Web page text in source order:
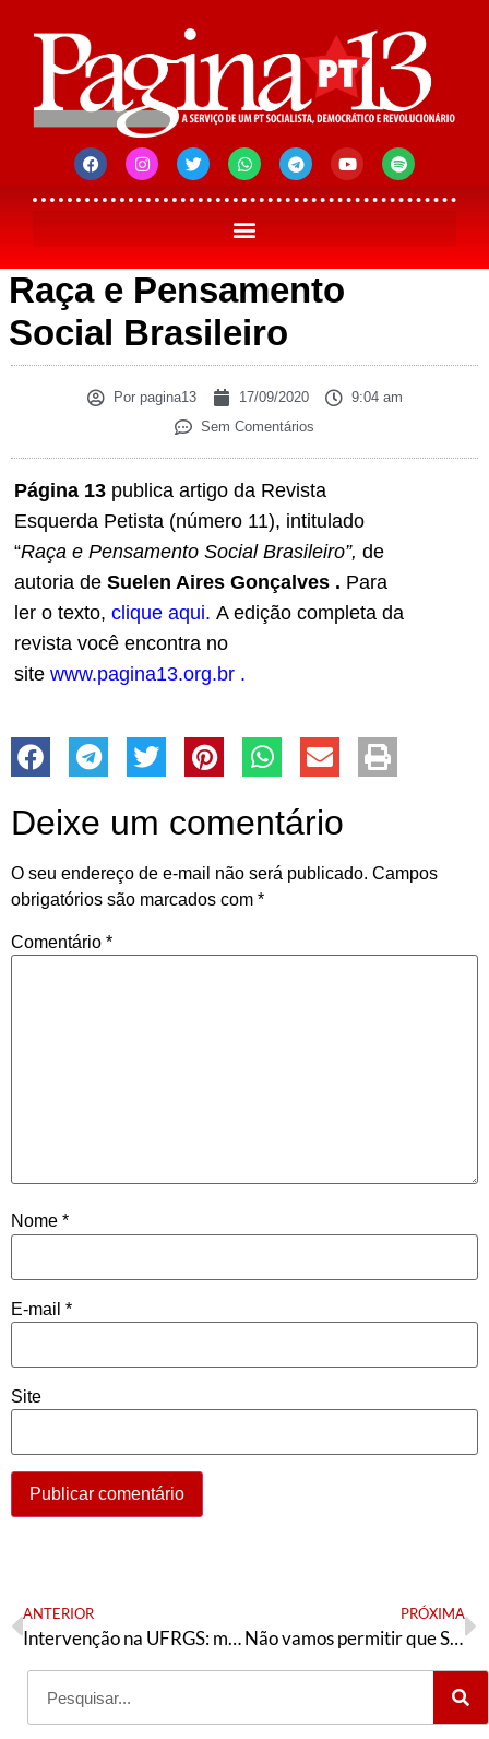
Raça e Pensamento
Social Brasileiro
Porpagina13 17/09/2020
9:04 am
Sem Comentários
Página 13 publica artigo da Revista
Esquerda Petista (número 11), intitulado
“Raça e Pensamento Social Brasileiro”, de
autoria de Suelen Aires Gonçalves . Para
ler o texto, clique aqui. A edição completa da
revista você encontra no
site www.pagina13.org.br .
Deixe um comentário
O seu endereço de e-mail não será publicado. Campos
obrigatórios são marcados com *
Comentário *
Nome *
E-mail *
Site
ANTERIOR
Intervenção na UFRGS: mais um capítulo do golpe
PRÓXIMA
Não vamos permitir que São Leopoldo tenha o mesmo rumo do Brasil